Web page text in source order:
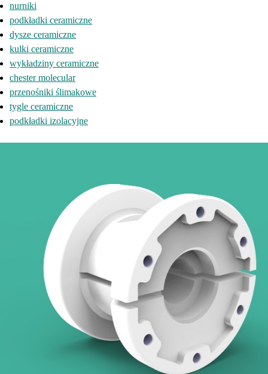
nurniki
podkładki ceramiczne
dysze ceramiczne
kulki ceramiczne
wykładziny ceramiczne
chester molecular
przenośniki ślimakowe
tygle ceramiczne
podkładki izolacyjne